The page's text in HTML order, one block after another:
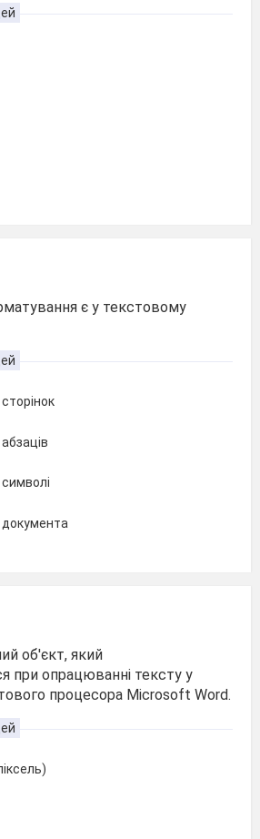
є у текстовому
об'єкт, який
при опрацюванні тексту у
процесора Microsoft Word.